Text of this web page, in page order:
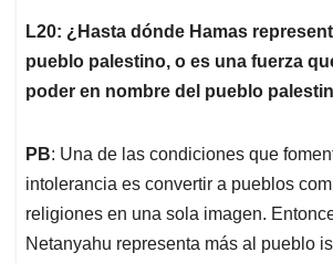
L20: ¿Hasta dónde Hamas
pueblo palestino, o es una fuerza
poder en nombre del pueblo
PB: Una de las condiciones que
intolerancia es convertir a pueblos
religiones en una sola imagen.
Netanyahu representa más al pueblo